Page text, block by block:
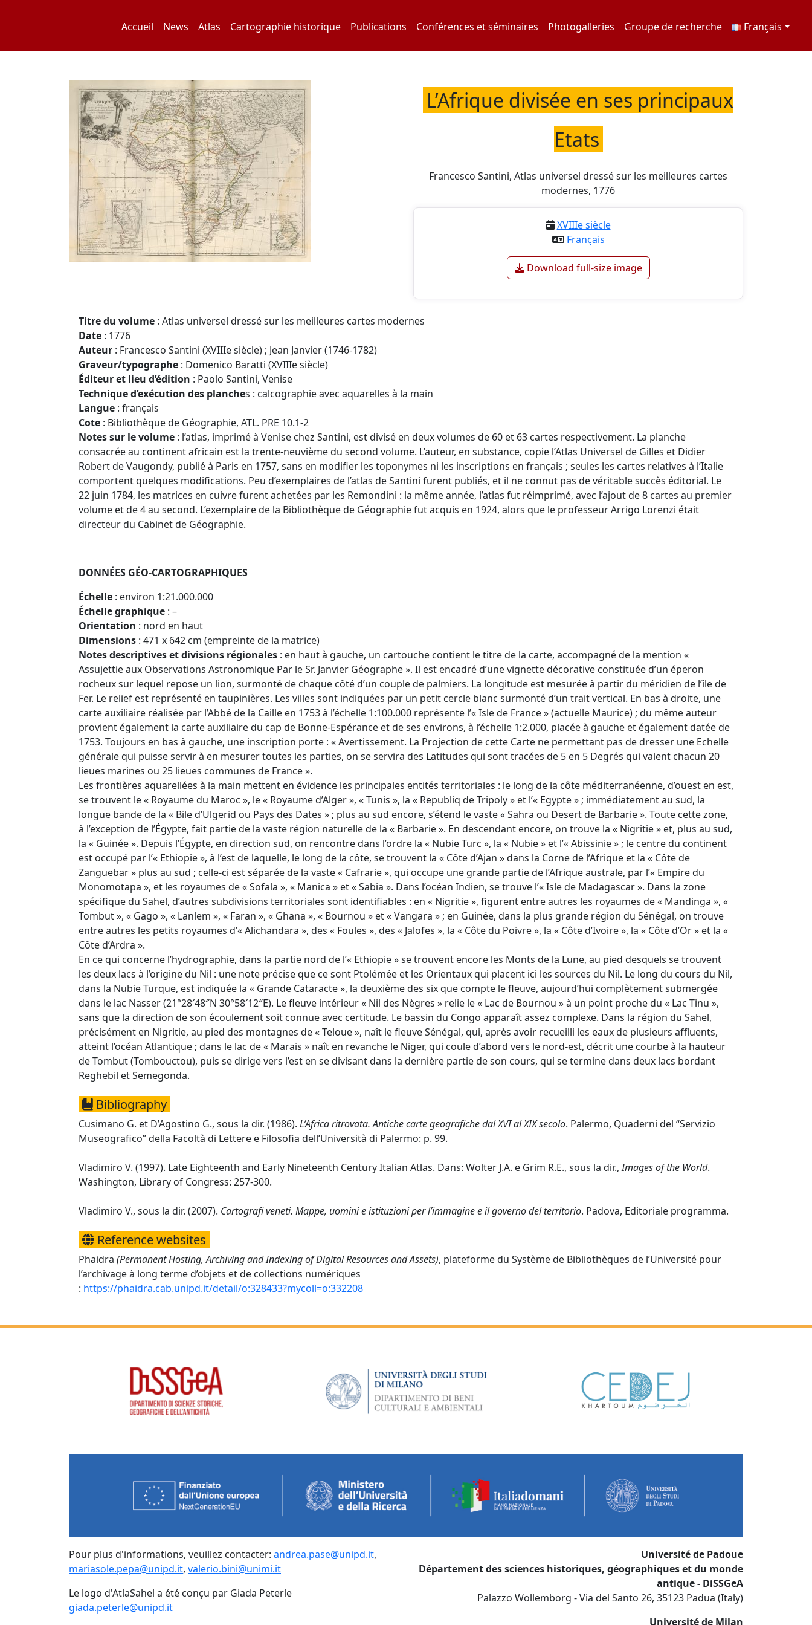
Accueil News Atlas Cartographie historique Publications Conférences et séminaires Photogalleries Groupe de recherche Français
L’Afrique divisée en ses principaux
Etats
Francesco Santini, Atlas universel dressé sur les meilleures cartes
modernes, 1776
XVIIIe siècle
Français
Download full-size image
Titre du volume : Atlas universel dressé sur les meilleures cartes modernes
Date : 1776
Auteur : Francesco Santini (XVIIIe siècle) ; Jean Janvier (1746-1782)
Graveur/typographe : Domenico Baratti (XVIIIe siècle)
Éditeur et lieu d’édition : Paolo Santini, Venise
Technique d’exécution des planches : calcographie avec aquarelles à la main
Langue : français
Cote : Bibliothèque de Géographie, ATL. PRE 10.1-2
Notes sur le volume : l’atlas, imprimé à Venise chez Santini, est divisé en deux volumes de 60 et 63 cartes respectivement. La planche
consacrée au continent africain est la trente-neuvième du second volume. L’auteur, en substance, copie l’Atlas Universel de Gilles et Didier
Robert de Vaugondy, publié à Paris en 1757, sans en modifier les toponymes ni les inscriptions en français ; seules les cartes relatives à l’Italie
comportent quelques modifications. Peu d’exemplaires de l’atlas de Santini furent publiés, et il ne connut pas de véritable succès éditorial. Le
22 juin 1784, les matrices en cuivre furent achetées par les Remondini : la même année, l’atlas fut réimprimé, avec l’ajout de 8 cartes au premier
volume et de 4 au second. L’exemplaire de la Bibliothèque de Géographie fut acquis en 1924, alors que le professeur Arrigo Lorenzi était
directeur du Cabinet de Géographie.
DONNÉES GÉO-CARTOGRAPHIQUES
Échelle : environ 1:21.000.000
Échelle graphique : –
Orientation : nord en haut
Dimensions : 471 x 642 cm (empreinte de la matrice)
Notes descriptives et divisions régionales : en haut à gauche, un cartouche contient le titre de la carte, accompagné de la mention «
Assujettie aux Observations Astronomique Par le Sr. Janvier Géographe ». Il est encadré d’une vignette décorative constituée d’un éperon
rocheux sur lequel repose un lion, surmonté de chaque côté d’un couple de palmiers. La longitude est mesurée à partir du méridien de l’île de
Fer. Le relief est représenté en taupinières. Les villes sont indiquées par un petit cercle blanc surmonté d’un trait vertical. En bas à droite, une
carte auxiliaire réalisée par l’Abbé de la Caille en 1753 à l’échelle 1:100.000 représente l’« Isle de France » (actuelle Maurice) ; du même auteur
provient également la carte auxiliaire du cap de Bonne-Espérance et de ses environs, à l’échelle 1:2.000, placée à gauche et également datée de
1753. Toujours en bas à gauche, une inscription porte : « Avertissement. La Projection de cette Carte ne permettant pas de dresser une Echelle
générale qui puisse servir à en mesurer toutes les parties, on se servira des Latitudes qui sont tracées de 5 en 5 Degrés qui valent chacun 20
lieues marines ou 25 lieues communes de France ».
Les frontières aquarellées à la main mettent en évidence les principales entités territoriales : le long de la côte méditerranéenne, d’ouest en est,
se trouvent le « Royaume du Maroc », le « Royaume d’Alger », « Tunis », la « Republiq de Tripoly » et l’« Egypte » ; immédiatement au sud, la
longue bande de la « Bile d’Ulgerid ou Pays des Dates » ; plus au sud encore, s’étend le vaste « Sahra ou Desert de Barbarie ». Toute cette zone,
à l’exception de l’Égypte, fait partie de la vaste région naturelle de la « Barbarie ». En descendant encore, on trouve la « Nigritie » et, plus au sud,
la « Guinée ». Depuis l’Égypte, en direction sud, on rencontre dans l’ordre la « Nubie Turc », la « Nubie » et l’« Abissinie » ; le centre du continent
est occupé par l’« Ethiopie », à l’est de laquelle, le long de la côte, se trouvent la « Côte d’Ajan » dans la Corne de l’Afrique et la « Côte de
Zanguebar » plus au sud ; celle-ci est séparée de la vaste « Cafrarie », qui occupe une grande partie de l’Afrique australe, par l’« Empire du
Monomotapa », et les royaumes de « Sofala », « Manica » et « Sabia ». Dans l’océan Indien, se trouve l’« Isle de Madagascar ». Dans la zone
spécifique du Sahel, d’autres subdivisions territoriales sont identifiables : en « Nigritie », figurent entre autres les royaumes de « Mandinga », «
Tombut », « Gago », « Lanlem », « Faran », « Ghana », « Bournou » et « Vangara » ; en Guinée, dans la plus grande région du Sénégal, on trouve
entre autres les petits royaumes d’« Alichandara », des « Foules », des « Jalofes », la « Côte du Poivre », la « Côte d’Ivoire », la « Côte d’Or » et la «
Côte d’Ardra ».
En ce qui concerne l’hydrographie, dans la partie nord de l’« Ethiopie » se trouvent encore les Monts de la Lune, au pied desquels se trouvent
les deux lacs à l’origine du Nil : une note précise que ce sont Ptolémée et les Orientaux qui placent ici les sources du Nil. Le long du cours du Nil,
dans la Nubie Turque, est indiquée la « Grande Cataracte », la deuxième des six que compte le fleuve, aujourd’hui complètement submergée
dans le lac Nasser (21°28′48″N 30°58′12″E). Le fleuve intérieur « Nil des Nègres » relie le « Lac de Bournou » à un point proche du « Lac Tinu »,
sans que la direction de son écoulement soit connue avec certitude. Le bassin du Congo apparaît assez complexe. Dans la région du Sahel,
précisément en Nigritie, au pied des montagnes de « Teloue », naît le fleuve Sénégal, qui, après avoir recueilli les eaux de plusieurs affluents,
atteint l’océan Atlantique ; dans le lac de « Marais » naît en revanche le Niger, qui coule d’abord vers le nord-est, décrit une courbe à la hauteur
de Tombut (Tombouctou), puis se dirige vers l’est en se divisant dans la dernière partie de son cours, qui se termine dans deux lacs bordant
Reghebil et Semegonda.
Bibliography
Cusimano G. et D’Agostino G., sous la dir. (1986). L’Africa ritrovata. Antiche carte geografiche dal XVI al XIX secolo. Palermo, Quaderni del “Servizio
Museografico” della Facoltà di Lettere e Filosofia dell’Università di Palermo: p. 99.
Vladimiro V. (1997). Late Eighteenth and Early Nineteenth Century Italian Atlas. Dans: Wolter J.A. e Grim R.E., sous la dir.,Images of the World.
Washington, Library of Congress: 257-300.
Vladimiro V., sous la dir. (2007). Cartografi veneti. Mappe, uomini e istituzioni per l’immagine e il governo del territorio. Padova, Editoriale programma.
Reference websites
Phaidra (Permanent Hosting, Archiving and Indexing of Digital Resources and Assets), plateforme du Système de Bibliothèques de l’Université pour
l’archivage à long terme d’objets et de collections numériques
: https://phaidra.cab.unipd.it/detail/o:328433?mycoll=o:332208
Pour plus d'informations, veuillez contacter: andrea.pase@unipd.it,
mariasole.pepa@unipd.it, valerio.bini@unimi.it
Le logo d'AtlaSahel a été conçu par Giada Peterle
giada.peterle@unipd.it
Université de Padoue
Département des sciences historiques, géographiques et du monde
antique - DiSSGeA
Palazzo Wollemborg - Via del Santo 26, 35123 Padua (Italy)
Université de Milan